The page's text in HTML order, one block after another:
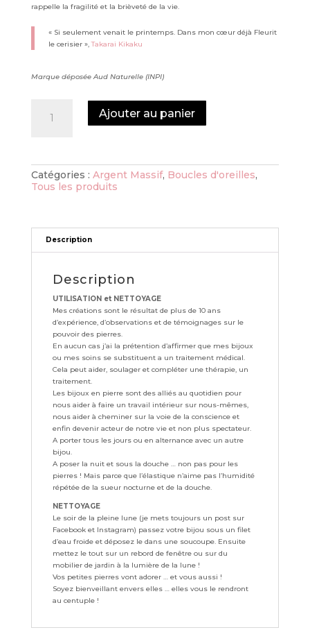
rappelle la fragilité et la brièveté de la vie.
« Si seulement venait le printemps. Dans mon cœur déjà Fleurit
le cerisier »,Takarai Kikaku
Marque déposée Aud Naturelle (INPI)
cerisier
Ajouter au panier
Catégories : Argent Massif, Boucles d'oreilles,
Tous les produits
Description
Description
UTILISATION et NETTOYAGE
Mes créations sont le résultat de plus de 10 ans
d’expérience, d’observations et de témoignages sur le
pouvoir des pierres.
En aucun cas j’ai la prétention d’affirmer que mes bijoux
ou mes soins se substituent a un traitement médical.
Cela peut aider, soulager et compléter une thérapie, un
traitement.
Les bijoux en pierre sont des alliés au quotidien pour
nous aider à faire un travail intérieur sur nous-mêmes,
nous aider à cheminer sur la voie de la conscience et
enfin devenir acteur de notre vie et non plus spectateur.
A porter tous les jours ou en alternance avec un autre
bijou.
A poser la nuit et sous la douche … non pas pour les
pierres ! Mais parce que l’élastique n’aime pas l’humidité
répétée de la sueur nocturne et de la douche.
NETTOYAGE
Le soir de la pleine lune (je mets toujours un post sur
Facebook et Instagram) passez votre bijou sous un filet
d’eau froide et déposez le dans une soucoupe. Ensuite
mettez le tout sur un rebord de fenêtre ou sur du
mobilier de jardin à la lumière de la lune !
Vos petites pierres vont adorer … et vous aussi !
Soyez bienveillant envers elles … elles vous le rendront
au centuple !